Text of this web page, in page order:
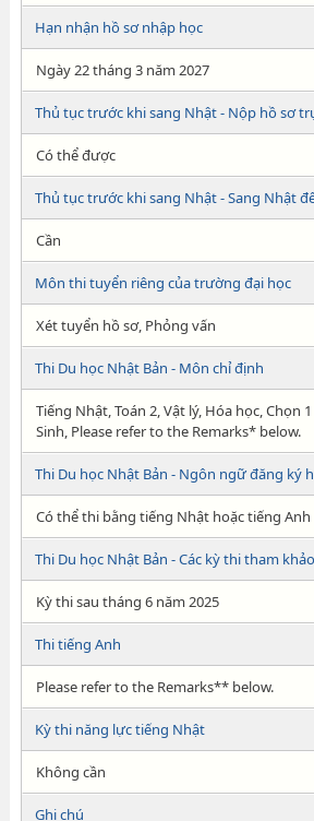
Hạn nhận hồ sơ nhập học
Ngày 22 tháng 3 năm 2027
Thủ tục trước khi sang Nhật - Nộp hồ sơ
Có thể được
Thủ tục trước khi sang Nhật - Sang Nhật
Cần
Môn thi tuyển riêng của trường đại học
Xét tuyển hồ sơ, Phỏng vấn
Thi Du học Nhật Bản - Môn chỉ định
Tiếng Nhật, Toán 2, Vật lý, Hóa học, Chọn
Sinh, Please refer to the Remarks* below.
Thi Du học Nhật Bản - Ngôn ngữ đăng ký
Có thể thi bằng tiếng Nhật hoặc tiếng Anh
Thi Du học Nhật Bản - Các kỳ thi tham khảo
Kỳ thi sau tháng 6 năm 2025
Thi tiếng Anh
Please refer to the Remarks** below.
Kỳ thi năng lực tiếng Nhật
Không cần
Ghi chú